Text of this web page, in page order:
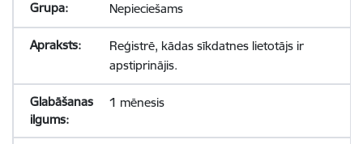
Nepieciešams
Reģistrē, kādas sīkdatnes lietotājs ir
apstiprinājis.
1 mēnesis